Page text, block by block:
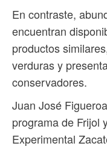
En contraste,
encuentran
productos
verduras y
conservadores.
Juan José
programa de Frijol
Experimental